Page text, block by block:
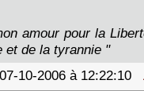
amour pour la
et de la tyrannie "
10-2006 à 12:22:10